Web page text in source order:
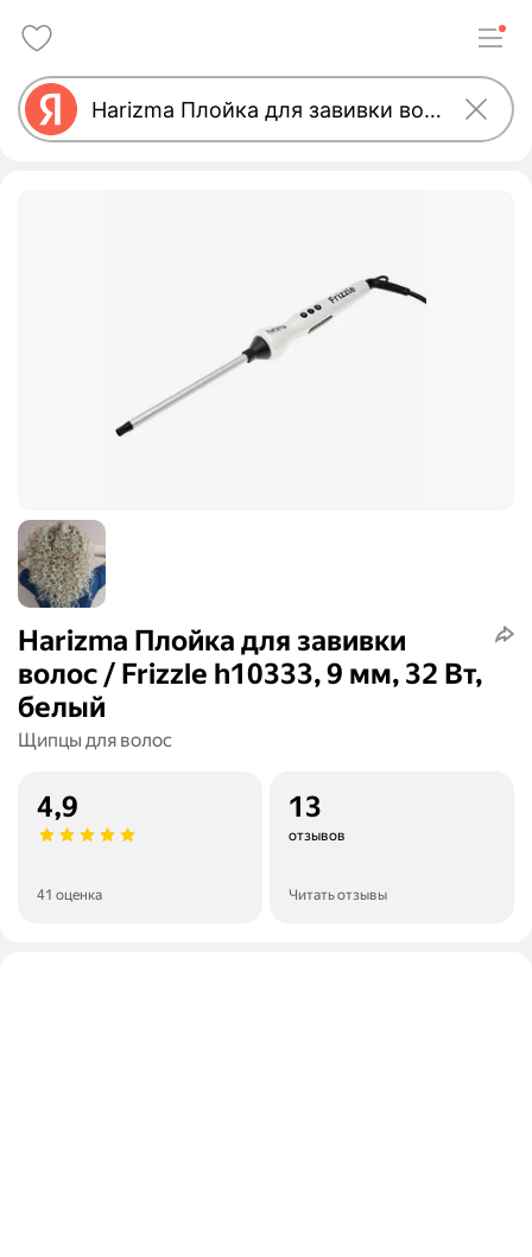
Harizma Плойка для завивки
волос / Frizzle h10333, 9 мм, 32 Вт,
белый
Щипцы для волос
4,9
41 оценка
13
отзывов
Читать отзывы